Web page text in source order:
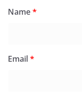
Name*
Email*